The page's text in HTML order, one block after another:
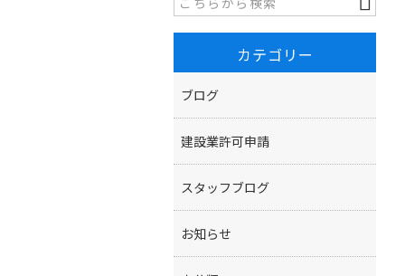
カテゴリー
ブログ
建設業許可申請
スタッフブログ
お知らせ